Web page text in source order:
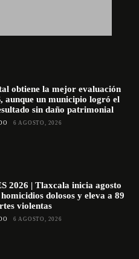
obtiene la mejor evaluación
aunque un municipio logró el
sin daño patrimonial
6 AGOSTO, 2026
2026 | Tlaxcala inicia agosto
dolosos y eleva a 89
violentas
6 AGOSTO, 2026